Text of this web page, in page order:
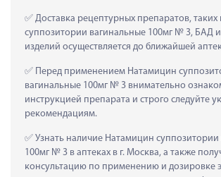
Доставка рецептурных препаратов,
суппозитории вагинальные 100мг № 3, БАД
изделий осуществляется до ближайшей
Перед применением Натамицин
вагинальные 100мг № 3 внимательно
инструкцией препарата и строго следуйте
рекомендациям.
Узнать наличие Натамицин суппозитории
100мг № 3 в аптеках в г. Москва, а также
консультацию по применению и дозировке